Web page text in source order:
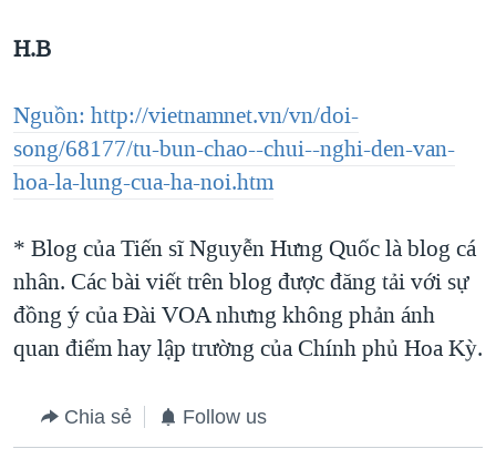
H.B
Nguồn: http://vietnamnet.vn/vn/doi-
song/68177/tu-bun-chao--chui--nghi-den-van-
hoa-la-lung-cua-ha-noi.htm
* Blog của Tiến sĩ Nguyễn Hưng Quốc là blog cá
nhân. Các bài viết trên blog được đăng tải với sự
đồng ý của Ðài VOA nhưng không phản ánh
quan điểm hay lập trường của Chính phủ Hoa Kỳ.
Chia sẻ Follow us